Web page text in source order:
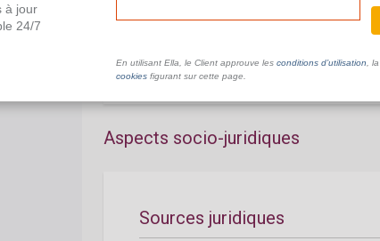
Ce document n'est pas disponible dans le
Aspects socio-juridiques
Sources juridiques
à jour
24/7
En utilisant Ella, le Client approuve les conditions d’utilisation ,
cookiesfigurant sur cette page.